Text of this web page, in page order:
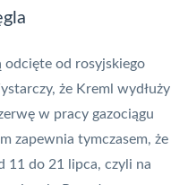
odcięte od rosyjskiego
że Kreml wydłuży
w pracy gazociągu
zapewnia tymczasem, że
11 do 21 lipca, czyli na